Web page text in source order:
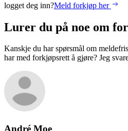
logget deg inn?Meld forkjøp her
Lurer du på noe om
Kanskje du har spørsmål om
har med forkjøpsrett å gjøre? Jeg
André Moe